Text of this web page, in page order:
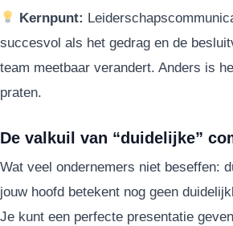
Kernpunt:
succesvol als het gedrag en de
team meetbaar verandert. Anders is
praten.
De valkuil van “duidelijke”
Wat veel ondernemers niet beseffen:
jouw hoofd betekent nog geen
Je kunt een perfecte presentatie